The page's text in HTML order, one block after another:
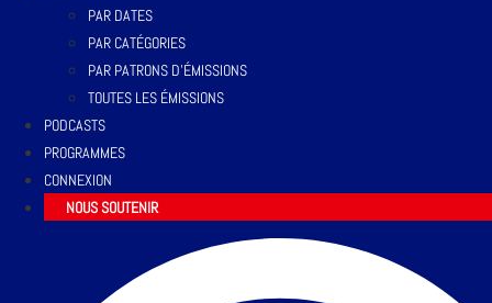
PAR DATES
PAR CATÉGORIES
PAR PATRONS D’ÉMISSIONS
TOUTES LES ÉMISSIONS
PODCASTS
PROGRAMMES
CONNEXION
NOUS SOUTENIR